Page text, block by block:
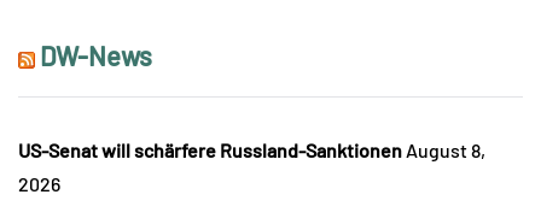
DW-News
US-Senat will schärfere Russland-Sanktionen August 8,
2026